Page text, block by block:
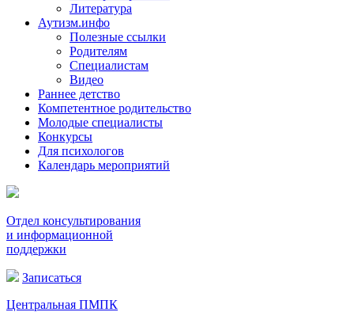
Литература
Аутизм.инфо
Полезные ссылки
Родителям
Специалистам
Видео
Раннее детство
Компетентное родительство
Молодые специалисты
Конкурсы
Для психологов
Календарь мероприятий
Отдел консультирования
и информационной
поддержки
Записаться
Центральная ПМПК